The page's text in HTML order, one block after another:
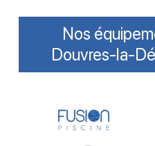
Nos
Douvres-la-